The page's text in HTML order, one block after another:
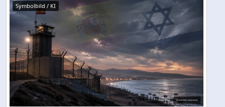
Symbolbild / KI